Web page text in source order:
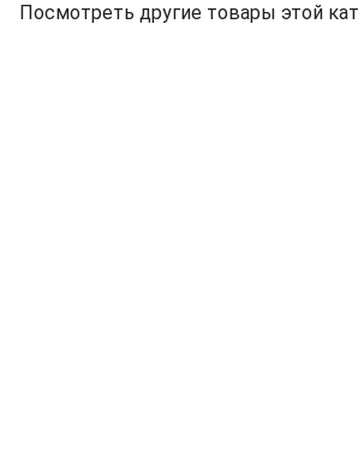
Посмотреть другие товары этой